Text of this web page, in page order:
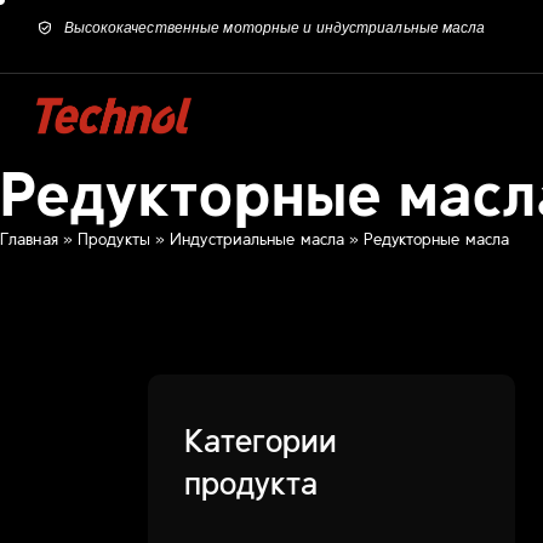
Высококачественные моторные и индустриальные масла
Редукторные
Главная» Продукты » Индустриальные масла »Редукторные масла
Категории
продукта